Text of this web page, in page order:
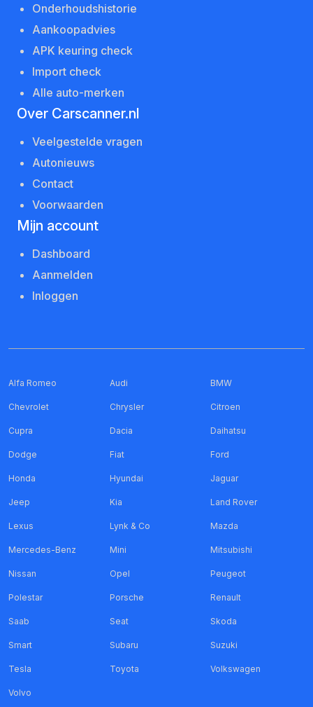
Onderhoudshistorie
Aankoopadvies
APK keuring check
Import check
Alle auto-merken
Over Carscanner.nl
Veelgestelde vragen
Autonieuws
Contact
Voorwaarden
Mijn account
Dashboard
Aanmelden
Inloggen
Alfa Romeo Audi BMW
Chevrolet Chrysler Citroen
Cupra Dacia Daihatsu
Dodge Fiat Ford
Honda Hyundai Jaguar
Jeep Kia Land Rover
Lexus Lynk & Co Mazda
Mercedes-Benz Mini Mitsubishi
Nissan Opel Peugeot
Polestar Porsche Renault
Saab Seat Skoda
Smart Subaru Suzuki
Tesla Toyota Volkswagen
Volvo